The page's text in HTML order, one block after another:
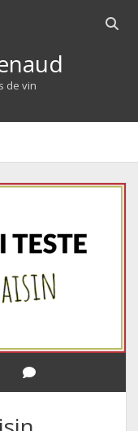
Open
de vin